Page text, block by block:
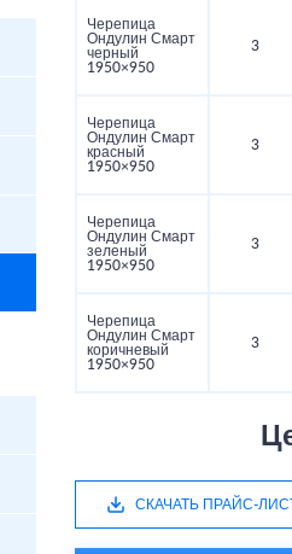
Черепица
Ондулин Смарт
черный
1950×950
3
Черепица
Ондулин Смарт
красный
1950×950
3
Черепица
Ондулин Смарт
зеленый
1950×950
3
Черепица
Ондулин Смарт
коричневый
1950×950
3
СКАЧАТЬ ПРАЙС-